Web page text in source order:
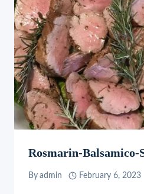
Rosmarin-Balsamico-
By admin February 6, 2023